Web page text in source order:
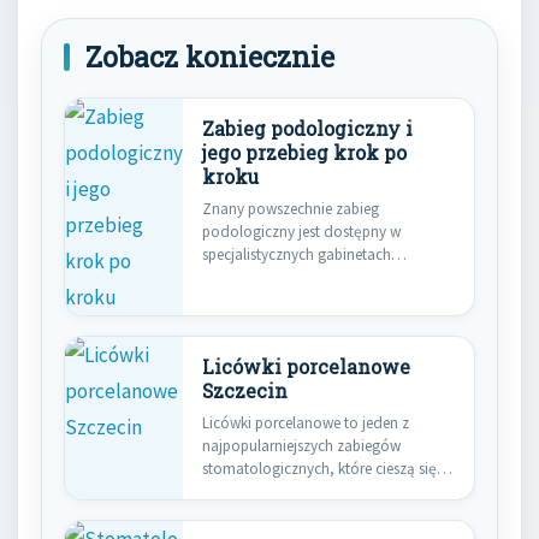
Zobacz koniecznie
Zabieg podologiczny i
jego przebieg krok po
kroku
Znany powszechnie zabieg
podologiczny jest dostępny w
specjalistycznych gabinetach
Licówki porcelanowe
Szczecin
Licówki porcelanowe to jeden z
najpopularniejszych zabiegów
stomatologicznych, które cieszą się